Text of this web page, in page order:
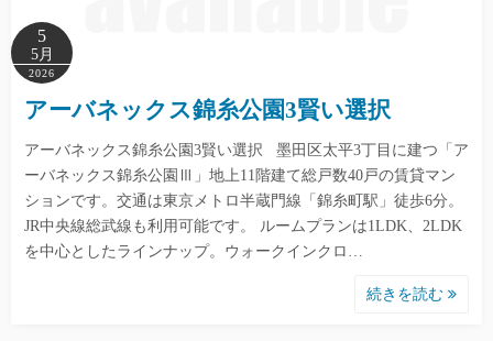
5
5月
2026
アーバネックス錦糸公園3賢い選択
アーバネックス錦糸公園3賢い選択 墨田区太平3丁目に建つ「ア
ーバネックス錦糸公園Ⅲ」地上11階建て総戸数40戸の賃貸マン
ションです。交通は東京メトロ半蔵門線「錦糸町駅」徒歩6分。
JR中央線総武線も利用可能です。 ルームプランは1LDK、2LDK
を中心としたラインナップ。ウォークインクロ…
続きを読む